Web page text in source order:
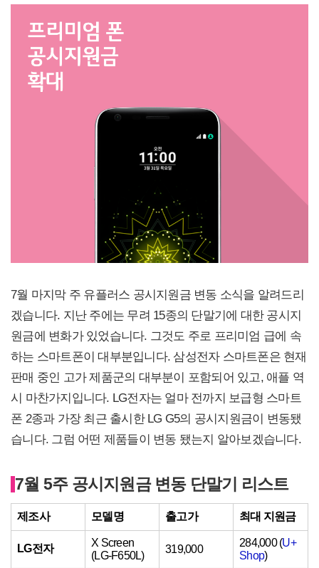
7월 마지막 주 유플러스 공시지원금 변동 소식을 알려드리
겠습니다. 지난 주에는 무려 15종의 단말기에 대한 공시지
원금에 변화가 있었습니다. 그것도 주로 프리미엄 급에 속
하는 스마트폰이 대부분입니다. 삼성전자 스마트폰은 현재
판매 중인 고가 제품군의 대부분이 포함되어 있고, 애플 역
시 마찬가지입니다. LG전자는 얼마 전까지 보급형 스마트
폰 2종과 가장 최근 출시한 LG G5의 공시지원금이 변동됐
습니다. 그럼 어떤 제품들이 변동 됐는지 알아보겠습니다.
7월 5주 공시지원금 변동 단말기 리스트
제조사 모델명 출고가 최대 지원금
LG전자
X Screen
(LG-F650L)
319,000
284,000 (U+
Shop)